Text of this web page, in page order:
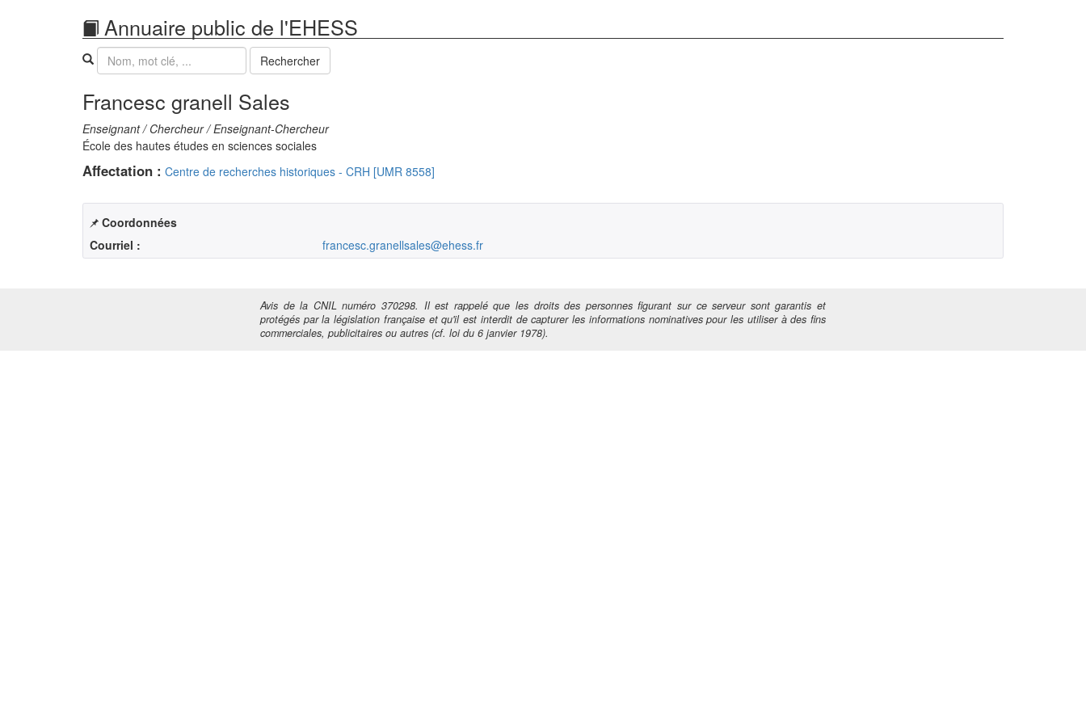
Annuaire public de l'EHESS
Recherche Rechercher
Francesc granell Sales
Enseignant / Chercheur / Enseignant-Chercheur
École des hautes études en sciences sociales
Affectation : Centre de recherches historiques - CRH [UMR 8558]
Coordonnées
Courriel :
francesc.granellsales@ehess.fr
Avis de la CNIL numéro 370298. Il est rappelé que les droits des personnes figurant sur ce serveur sont garantis et
protégés par la législation française et qu'il est interdit de capturer les informations nominatives pour les utiliser à des fins
commerciales, publicitaires ou autres (cf. loi du 6 janvier 1978).